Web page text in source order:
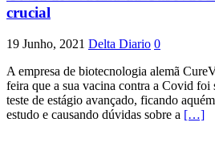
crucial
19 Junho, 2021 Delta Diario 0
A empresa de biotecnologia alemã
feira que a sua vacina contra a Covid
teste de estágio avançado, ficando
estudo e causando dúvidas sobre a […]